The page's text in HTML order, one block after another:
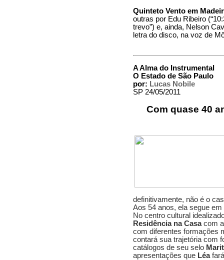
Quinteto Vento em
outras por Edu Ribeiro
trevo”) e, ainda, Nelson
letra do disco, na voz de
A Alma do Instrumental
O Estado de São Paulo
por: Lucas Nobile
SP 24/05/2011
Com quase 40
definitivamente, não é o
Aos 54 anos, ela segue
No centro cultural
Residência na Casacom
com diferentes formações
contará sua trajetória com
catálogos de seu selo
apresentações que Léafará